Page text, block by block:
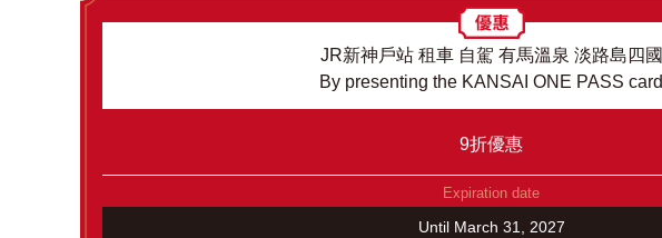
JR新神戶站 租車 自駕 有馬溫泉 淡路島四國
By presenting the KANSAI ONE PASS card
9折優惠
Expiration date
Until March 31, 2027